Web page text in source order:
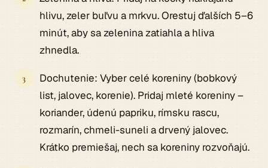
hlivu, zeler buľvu a mrkvu. Orestuj ďalších 5–6
minút, aby sa zelenina zatiahla a hliva
zhnedla.
Dochutenie: Vyber celé koreniny (bobkový
list, jalovec, korenie). Pridaj mleté koreniny –
koriander, údenú papriku, rímsku rascu,
rozmarín, chmeli-suneli a drvený jalovec.
Krátko premiešaj, nech sa koreniny rozvoňajú.